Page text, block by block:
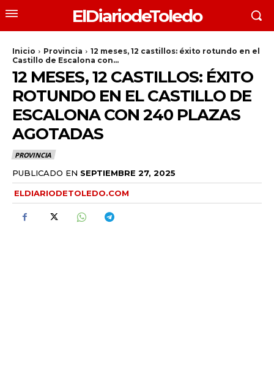
ElDiariodeToledo
Inicio Provincia
12 meses, 12 castillos: éxito rotundo en el
Castillo de Escalona con...
12 MESES, 12 CASTILLOS: ÉXITO
ROTUNDO EN EL CASTILLO DE
ESCALONA CON 240 PLAZAS
AGOTADAS
PROVINCIA
PUBLICADO EN SEPTIEMBRE 27, 2025
ELDIARIODETOLEDO.COM